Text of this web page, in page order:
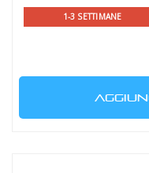
1-3 SETTIMANE